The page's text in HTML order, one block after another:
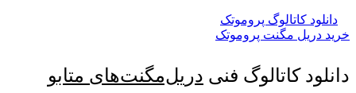
دانلود کاتالوگ پروموتک
خرید دریل مگنت پروموتک
دانلود کاتالوگ فنی دریل‌مگنت‌های متابو